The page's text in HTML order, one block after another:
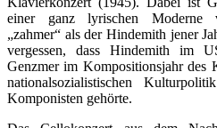
einer ganz lyrischen Moderne
„zahmer“ als der Hindemith jener
vergessen, dass Hindemith im
Genzmer im Kompositionsjahr des
nationalsozialistischen
Komponisten gehörte.